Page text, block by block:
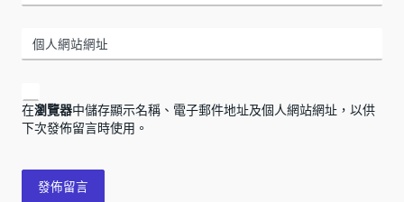
個人網站網址
在瀏覽器中儲存顯示名稱、電子郵件地址及個人網站網址，以供
下次發佈留言時使用。